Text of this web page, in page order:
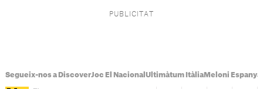
Segueix-nos a DiscoverJoc El Nacional Ultimàtum ItàliaMeloni Espanya